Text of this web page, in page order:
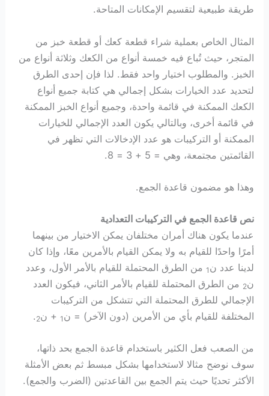
طريقة طبيعية لتقسيم الإمكانات المتاحة.
المثال الخاص بعملية شراء قطعة كعك أو قطعة خبز من
المتجر، حيث تُباع فيه خمسة أنواع من الكعك وثلاثة أنواع من
الخبز. والمطلوب اختيار واحد فقط. لذا فإن إحدى الطرق
لتحديد عدد الخيارات بشكل إجمالي هي كتابة جميع أنواع
الكعك الممكنة في قائمة واحدة، وجميع أنواع الخبز الممكنة
في قائمة أخرى، وبالتالي يكون العدد الإجمالي للخيارات
الممكنة أو التركيبات هو عدد الإدخالات التي تظهر في
القائمتين مجتمعة، وهي = 5 + 3 = 8.
وهذا هو مضمون قاعدة الجمع.
نص قاعدة الجمع في التركيبات التعدادية
عندما يكون هناك أمران مختلفان يمكن الاختيار من بينهما
أمرًا واحدًا للقيام به ولا يمكن القيام بالأمرين معًا، وإذا كان
لدينا عدد ن 1 من الطرق المحتملة للقيام بالأمر الأول، وعدد
ن2 من الطرق المحتملة للقيام بالأمر الثاني، فيكون العدد
الإجمالي للطرق المحتملة التي تتشكل من التركيبات
المختلفة للقيام بأي من الأمرين (دون الآخر) = ن 1 + ن2
.
من الصعب فعل الكثير باستخدام قاعدة الجمع بحد ذاتها،
سوف نوضح مثالا لاستخدامها بشكل مبسط ثم بعض الأمثلة
الأكثر تحديًا حيث يتم الجمع بين القاعدتين (الضرب والجمع).